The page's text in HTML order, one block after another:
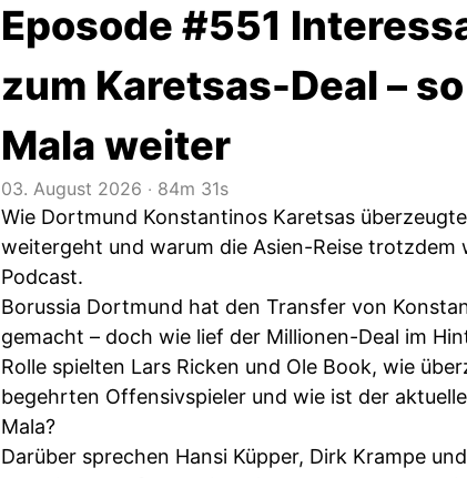
Eposode #551
zum Karetsas-Deal –
Mala weiter
03. August 2026 ‧ 84m 31s
Wie Dortmund Konstantinos Karetsas
weitergeht und warum die Asien-Reise trotzdem
Podcast.
Borussia Dortmund hat den Transfer von
gemacht – doch wie lief der Millionen-Deal im
Rolle spielten Lars Ricken und Ole Book, wie
begehrten Offensivspieler und wie ist der
Mala?
Darüber sprechen Hansi Küpper, Dirk Krampe